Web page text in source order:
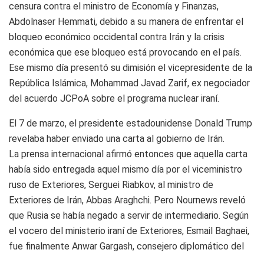
censura contra el ministro de Economía y Finanzas,
Abdolnaser Hemmati, debido a su manera de enfrentar el
bloqueo económico occidental contra Irán y la crisis
económica que ese bloqueo está provocando en el país.
Ese mismo día presentó su dimisión el vicepresidente de la
República Islámica, Mohammad Javad Zarif, ex negociador
del acuerdo JCPoA sobre el programa nuclear iraní.
El 7 de marzo, el presidente estadounidense Donald Trump
revelaba haber enviado una carta al gobierno de Irán.
La prensa internacional afirmó entonces que aquella carta
había sido entregada aquel mismo día por el viceministro
ruso de Exteriores, Serguei Riabkov, al ministro de
Exteriores de Irán, Abbas Araghchi. Pero Nournews reveló
que Rusia se había negado a servir de intermediario. Según
el vocero del ministerio iraní de Exteriores, Esmail Baghaei,
fue finalmente Anwar Gargash, consejero diplomático del